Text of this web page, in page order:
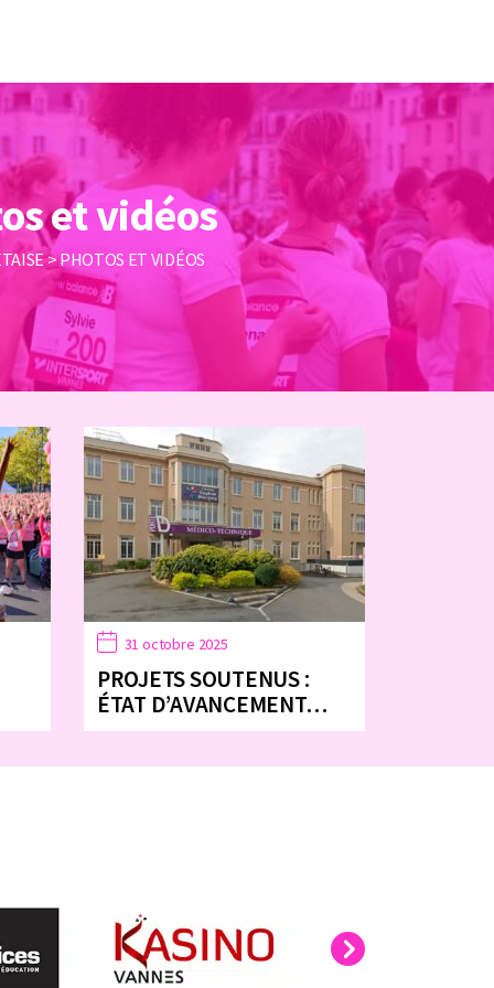
et vidéos
>PHOTOS ET VIDÉOS
31 octobre 2025
PROJETS SOUTENUS :
ÉTAT D’AVANCEMENT…
Next